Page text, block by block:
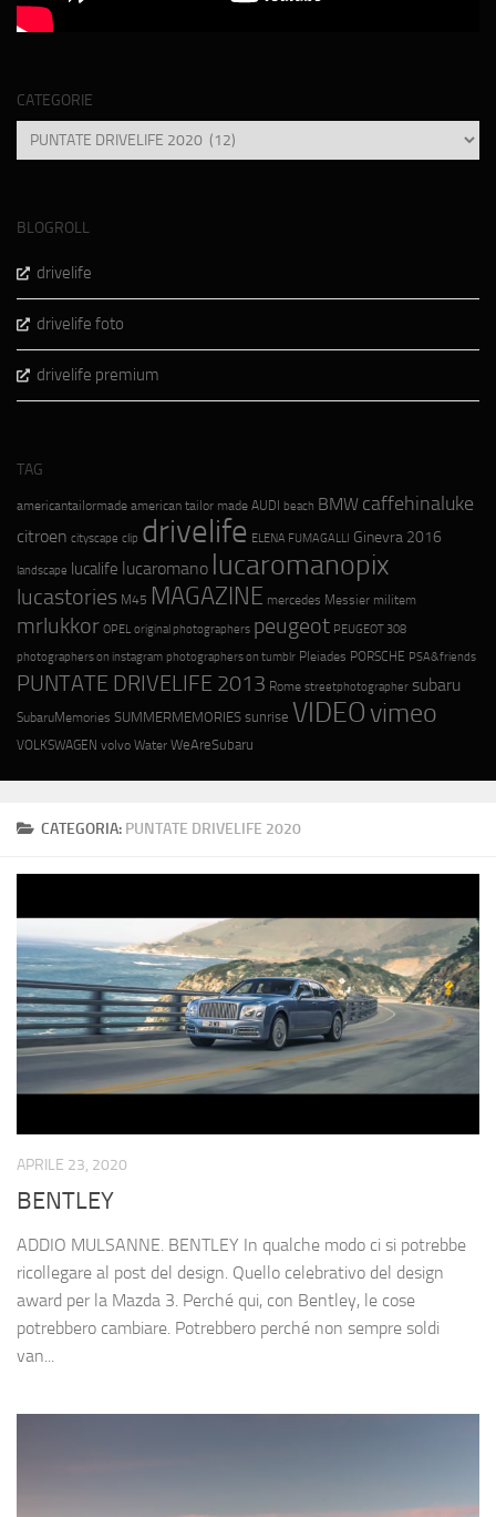
CATEGORIA: PUNTATE DRIVELIFE 2020
APRILE 23, 2020
BENTLEY
ADDIO MULSANNE. BENTLEY In qualche modo ci si potrebbe
ricollegare al post del design. Quello celebrativo del design
award per la Mazda 3. Perché qui, con Bentley, le cose
potrebbero cambiare. Potrebbero perché non sempre soldi
van...
CATEGORIE
Categorie
BLOGROLL
drivelife
drivelife foto
drivelife premium
TAG
americantailormade american tailor made AUDI beach BMW caffehinaluke
citroen cityscape clip drivelife ELENA FUMAGALLI Ginevra 2016
landscape lucalife lucaromano lucaromanopix
lucastories M45 MAGAZINE mercedes Messier militem
mrlukkor OPEL original photographers peugeot PEUGEOT 308
photographers on instagram photographers on tumblr Pleiades PORSCHE PSA&friends
PUNTATE DRIVELIFE 2013 Rome streetphotographer subaru
SubaruMemories SUMMERMEMORIES sunrise VIDEOvimeo
VOLKSWAGEN volvo Water WeAreSubaru